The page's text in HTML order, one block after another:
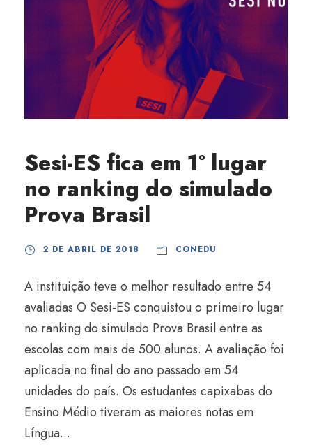
Sesi-ES fica em 1º lugar
no ranking do simulado
Prova Brasil
2 DE ABRIL DE 2018 CONEDU
A instituição teve o melhor resultado entre 54
avaliadas O Sesi-ES conquistou o primeiro lugar
no ranking do simulado Prova Brasil entre as
escolas com mais de 500 alunos. A avaliação foi
aplicada no final do ano passado em 54
unidades do país. Os estudantes capixabas do
Ensino Médio tiveram as maiores notas em
Língua...